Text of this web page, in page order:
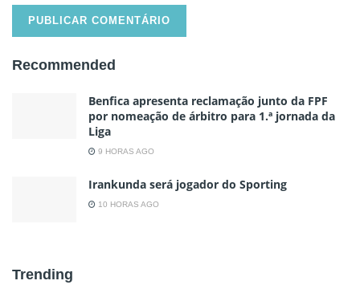
Recommended
Benfica apresenta reclamação junto da FPF
por nomeação de árbitro para 1.ª jornada da
Liga
9 HORAS AGO
Irankunda será jogador do Sporting
10 HORAS AGO
Trending